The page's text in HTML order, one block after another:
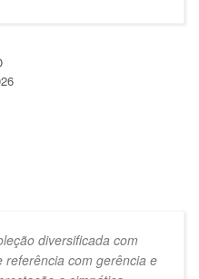
diversificada com
referência com gerência e